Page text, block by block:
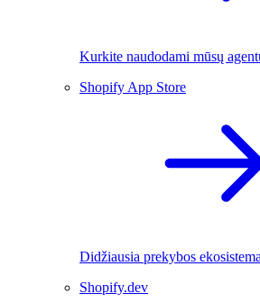
Kurkite naudodami mūsų
Shopify App Store
Didžiausia prekybos ekosistema
Shopify.dev